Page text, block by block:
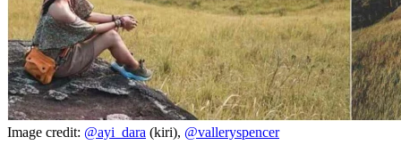
Image credit: @ayi_dara (kiri), @valleryspencer